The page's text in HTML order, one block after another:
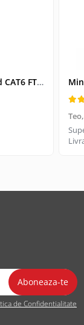
Cablu retea-patchcord CAT6 FTP, Lanberg 43612, 2 X RJ45, lungime 25cm, AWG26, 10Gb/s-250MHz, de legatura retea, ethernet, gri
Teo,
de Confidentialitate